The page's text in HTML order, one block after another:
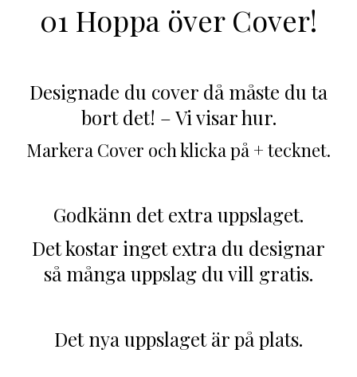
01 Hoppa över Cover!
Designade du cover då måste du ta
bort det! – Vi visar hur.
Markera Cover och klicka på + tecknet.
Godkänn det extra uppslaget.
Det kostar inget extra du designar
så många uppslag du vill gratis.
Det nya uppslaget är på plats.